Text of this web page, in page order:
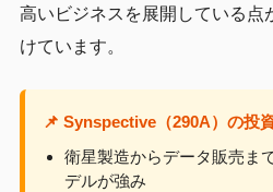
高いビジネスを展開している点
けています。
📌 Synspective（290A）の投
衛星製造からデータ販売ま
デルが強み